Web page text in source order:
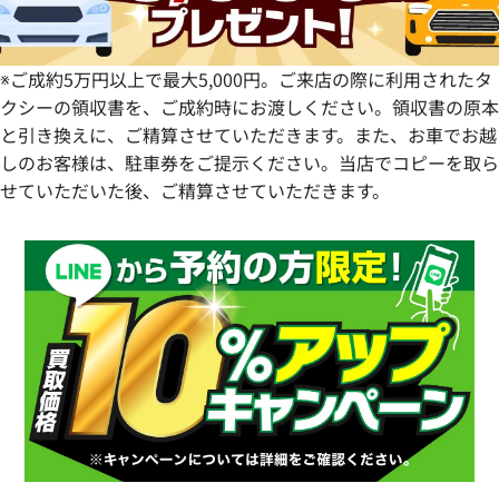
※ご成約5万円以上で最大5,000円。ご来店の際に利用されたタ
クシーの領収書を、ご成約時にお渡しください。領収書の原本
と引き換えに、ご精算させていただきます。また、お車でお越
しのお客様は、駐車券をご提示ください。当店でコピーを取ら
せていただいた後、ご精算させていただきます。